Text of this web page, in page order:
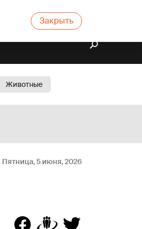
Закрыть
Животные
Пятница, 5 июня, 2026